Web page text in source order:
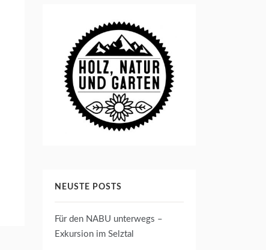
NEUSTE POSTS
Für den NABU unterwegs –
Exkursion im Selztal